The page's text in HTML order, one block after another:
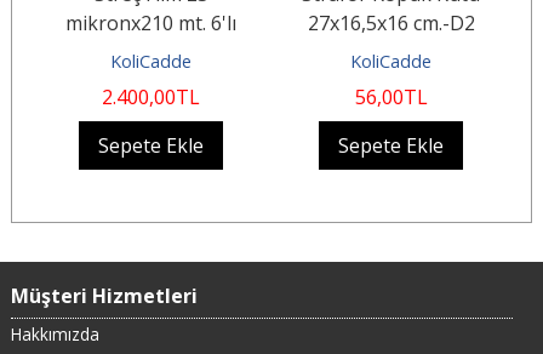
mikronx210 mt. 6'lı
Paket
KoliCadde
2.400,00TL
Sepete Ekle
27x16,5x16 cm.-D2
KoliCadde
56,00TL
Sepete Ekle
Müşteri Hizmetleri
Hakkımızda